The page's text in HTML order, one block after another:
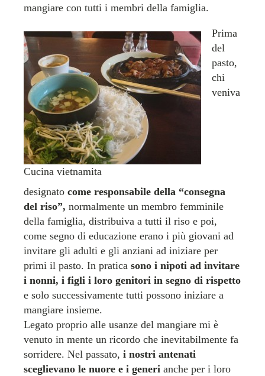
mangiare con tutti i membri della famiglia.
Cucina vietnamita
Prima
del
pasto,
chi
veniva
designato come responsabile della “consegna
del riso”, normalmente un membro femminile
della famiglia, distribuiva a tutti il riso e poi,
come segno di educazione erano i più giovani ad
invitare gli adulti e gli anziani ad iniziare per
primi il pasto. In pratica sono i nipoti ad invitare
i nonni, i figli i loro genitori in segno di rispetto
e solo successivamente tutti possono iniziare a
mangiare insieme.
Legato proprio alle usanze del mangiare mi è
venuto in mente un ricordo che inevitabilmente fa
sorridere. Nel passato, i nostri antenati
sceglievano le nuore e i generi anche per i loro